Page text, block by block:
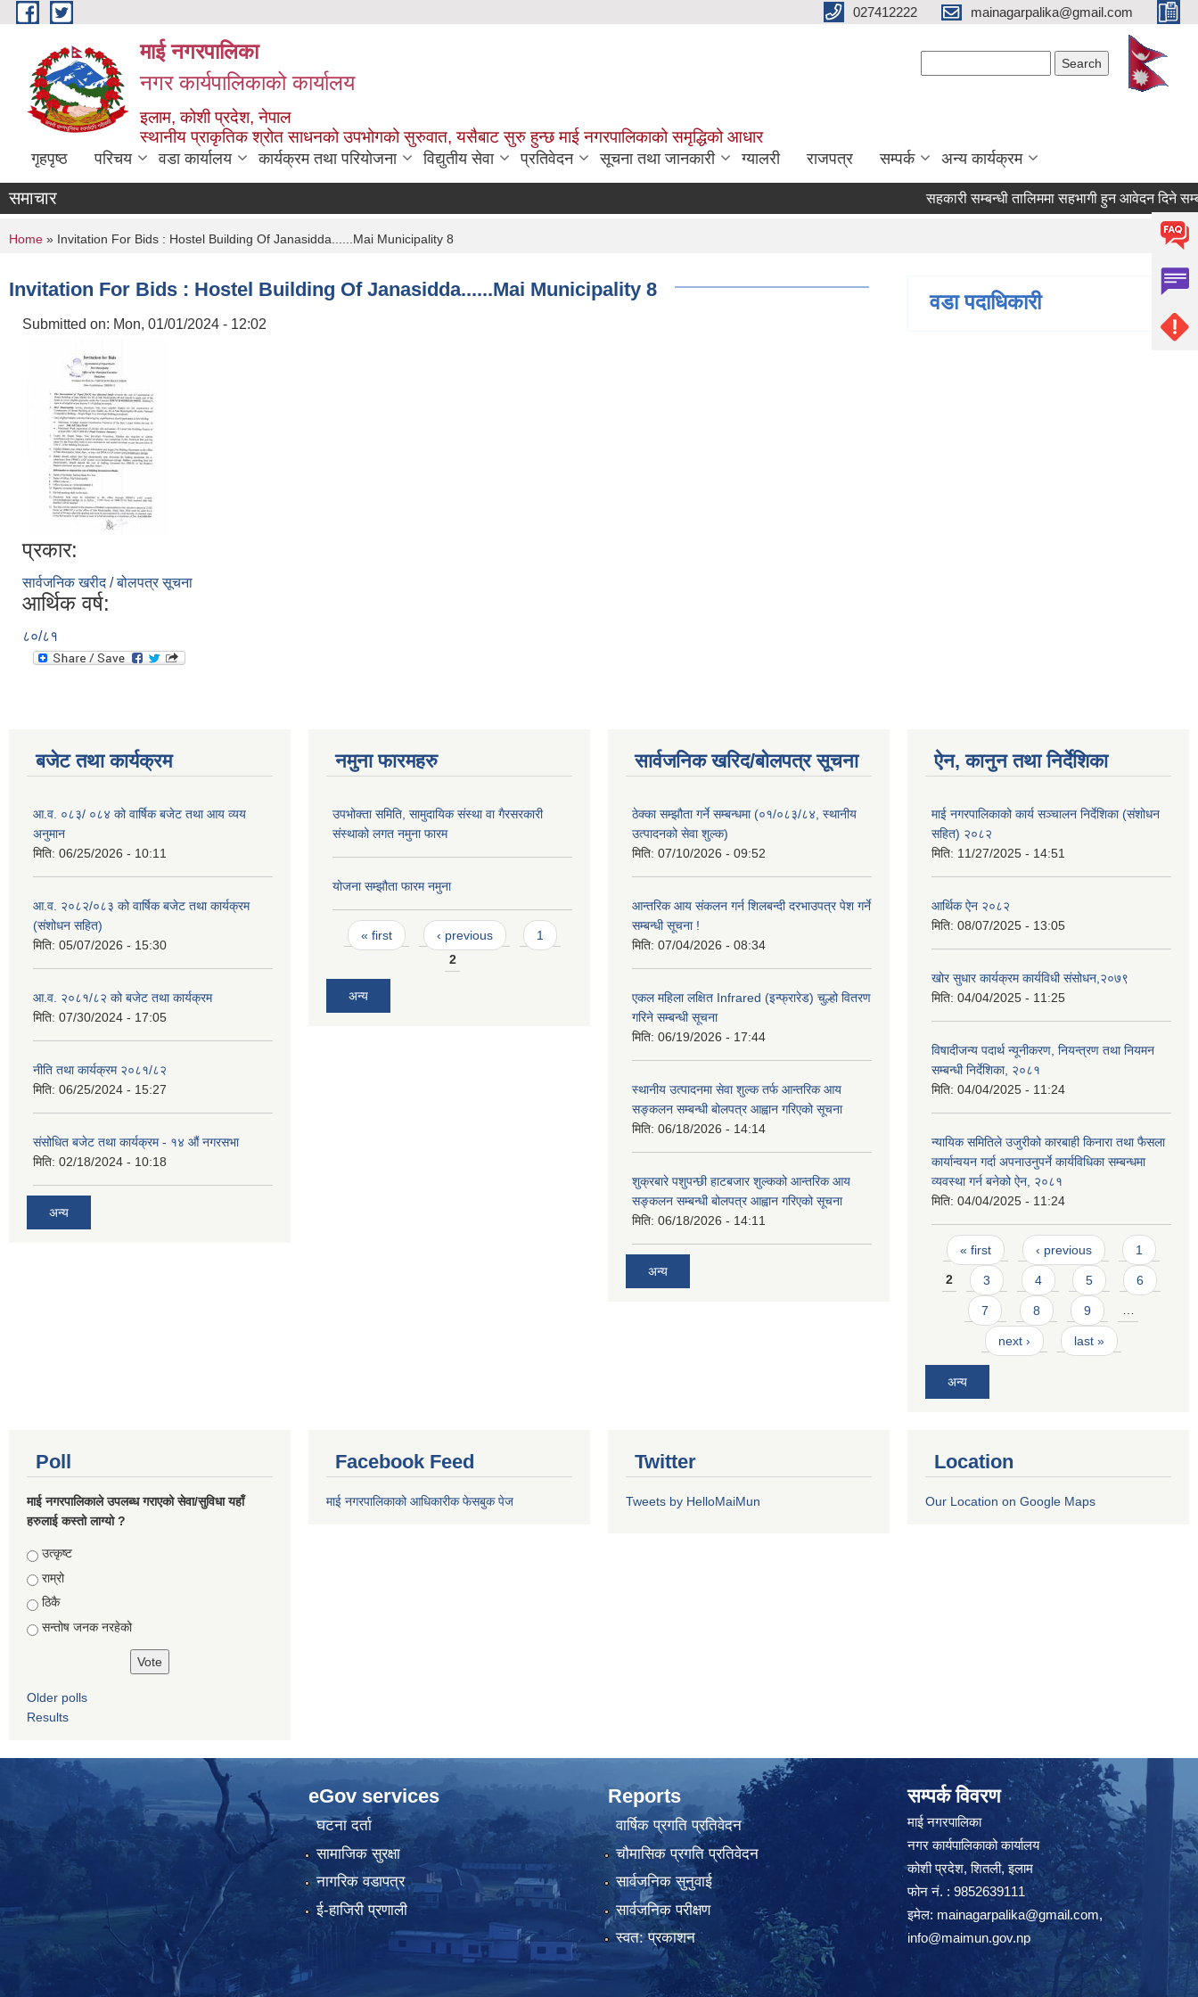
Skip to main content 027412222 mainagarpalika@gmail.com
माई नगरपालिका
नगर कार्यपालिकाको कार्यालय
इलाम, कोशी प्रदेश, नेपाल
स्थानीय प्राकृतिक श्रोत साधनको उपभोगको सुरुवात, यसैबाट सुरु हुन्छ माई नगरपालिकाको समृद्धिको आधार
गृहपृष्ठ परिचय वडा कार्यालय कार्यक्रम तथा परियोजना विद्युतीय सेवा प्रतिवेदन सूचना तथा जानकारी ग्यालरी राजपत्र सम्पर्क अन्य कार्यक्रम
समाचार सहकारी सम्बन्धी तालिममा सहभागी हुन आवेदन दिने
You are here
Home » Invitation For Bids : Hostel Building Of Janasidda......Mai Municipality 8
Invitation For Bids : Hostel Building Of Janasidda......Mai Municipality 8
Submitted on: Mon, 01/01/2024 - 12:02
प्रकार:
सार्वजनिक खरीद / बोलपत्र सूचना
आर्थिक वर्ष:
८०/८१
वडा पदाधिकारी
बजेट तथा कार्यक्रम
आ.व. ०८३/ ०८४ को वार्षिक बजेट तथा आय व्यय
अनुमान
मिति: 06/25/2026 - 10:11
आ.व. २०८२/०८३ को वार्षिक बजेट तथा कार्यक्रम
(संशोधन सहित)
मिति: 05/07/2026 - 15:30
आ.व. २०८१/८२ को बजेट तथा कार्यक्रम
मिति: 07/30/2024 - 17:05
नीति तथा कार्यक्रम २०८१/८२
मिति: 06/25/2024 - 15:27
संसोधित बजेट तथा कार्यक्रम - १४ औं नगरसभा
मिति: 02/18/2024 - 10:18
अन्य
नमुना फारमहरु
उपभोक्ता समिति, सामुदायिक संस्था वा गैरसरकारी
संस्थाको लगत नमुना फारम
योजना सम्झौता फारम नमुना
Pages
« first ‹ previous
1
2
अन्य
सार्वजनिक खरिद/बोलपत्र सूचना
ठेक्का सम्झौता गर्ने सम्बन्धमा (०१/०८३/८४, स्थानीय
उत्पादनको सेवा शुल्क)
मिति: 07/10/2026 - 09:52
आन्तरिक आय संकलन गर्न शिलबन्दी दरभाउपत्र पेश गर्ने
सम्बन्धी सूचना !
मिति: 07/04/2026 - 08:34
एकल महिला लक्षित Infrared (इन्फ्रारेड) चुल्हो वितरण
गरिने सम्बन्धी सूचना
मिति: 06/19/2026 - 17:44
स्थानीय उत्पादनमा सेवा शुल्क तर्फ आन्तरिक आय
सङ्कलन सम्बन्धी बोलपत्र आह्वान गरिएको सूचना
मिति: 06/18/2026 - 14:14
शुक्रबारे पशुपन्छी हाटबजार शुल्कको आन्तरिक आय
सङ्कलन सम्बन्धी बोलपत्र आह्वान गरिएको सूचना
मिति: 06/18/2026 - 14:11
अन्य
ऐन, कानुन तथा निर्देशिका
माई नगरपालिकाको कार्य सञ्चालन निर्देशिका (संशोधन
सहित) २०८२
मिति: 11/27/2025 - 14:51
आर्थिक ऐन २०८२
मिति: 08/07/2025 - 13:05
खोर सुधार कार्यक्रम कार्यविधी संसोधन,२०७९
मिति: 04/04/2025 - 11:25
विषादीजन्य पदार्थ न्यूनीकरण, नियन्त्रण तथा नियमन
सम्बन्धी निर्देशिका, २०८१
मिति: 04/04/2025 - 11:24
न्यायिक समितिले उजुरीको कारबाही किनारा तथा फैसला
कार्यान्वयन गर्दा अपनाउनुपर्ने कार्यविधिका सम्बन्धमा
व्यवस्था गर्न बनेको ऐन, २०८१
मिति: 04/04/2025 - 11:24
Pages
« first ‹ previous 1
2 3 4 5 6
7 8 9 …
next › last »
अन्य
Poll
माई नगरपालिकाले उपलब्ध गराएको सेवा/सुविधा यहाँ
हरुलाई कस्तो लाग्यो ?
Choices
उत्कृष्ट
राम्रो
ठिकै
सन्तोष जनक नरहेको
Older polls
Results
Facebook Feed
माई नगरपालिकाको आधिकारीक फेसबुक पेज
Twitter
Tweets by HelloMaiMun
Location
Our Location on Google Maps
eGov services
घटना दर्ता
सामाजिक सुरक्षा
नागरिक वडापत्र
ई-हाजिरी प्रणाली
Reports
वार्षिक प्रगति प्रतिवेदन
चौमासिक प्रगति प्रतिवेदन
सार्वजनिक सुनुवाई
सार्वजनिक परीक्षण
स्वत: प्रकाशन
सम्पर्क विवरण
माई नगरपालिका
नगर कार्यपालिकाको कार्यालय
कोशी प्रदेश, शितली, इलाम
फोन नं. : 9852639111
इमेल: mainagarpalika@gmail.com,
info@maimun.gov.np